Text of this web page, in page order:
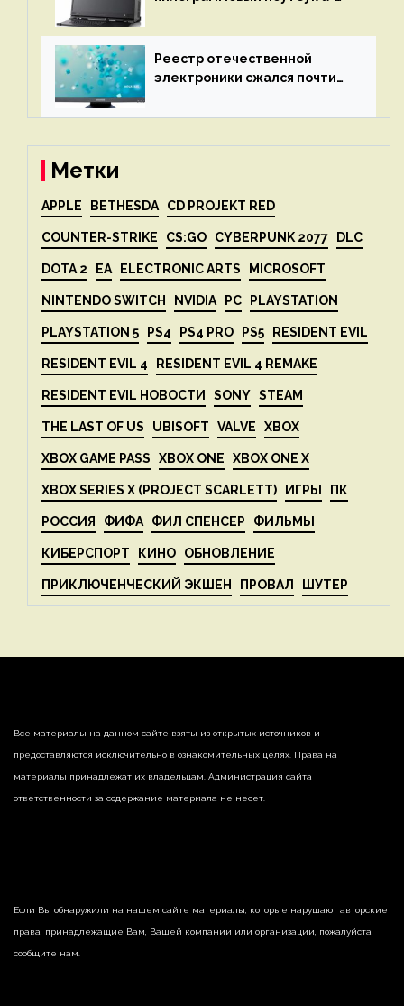
до 3 Тбайт DDR5 и шесть
дисплеев
Реестр отечественной
электроники сжался почти
Метки
APPLE BETHESDA CD PROJEKT RED
COUNTER-STRIKE CS:GO CYBERPUNK 2077 DLC
DOTA 2 EA ELECTRONIC ARTS MICROSOFT
NINTENDO SWITCH NVIDIA PC PLAYSTATION
PLAYSTATION 5 PS4 PS4 PRO PS5 RESIDENT EVIL
RESIDENT EVIL 4 RESIDENT EVIL 4 REMAKE
RESIDENT EVIL НОВОСТИ SONY STEAM
THE LAST OF US UBISOFT VALVE XBOX
XBOX GAME PASS XBOX ONE XBOX ONE X
XBOX SERIES X (PROJECT SCARLETT) ИГРЫ ПК
РОССИЯ ФИФА ФИЛ СПЕНСЕР ФИЛЬМЫ
КИБЕРСПОРТ КИНО ОБНОВЛЕНИЕ
ПРИКЛЮЧЕНЧЕСКИЙ ЭКШЕН ПРОВАЛ ШУТЕР
Все материалы на данном сайте взяты из открытых источников и
предоставляются исключительно в ознакомительных целях. Права на
материалы принадлежат их владельцам. Администрация сайта
ответственности за содержание материала не несет.
Если Вы обнаружили на нашем сайте материалы, которые нарушают авторские
права, принадлежащие Вам, Вашей компании или организации, пожалуйста,
сообщите нам.